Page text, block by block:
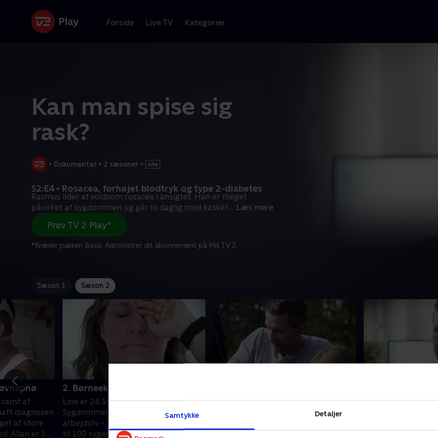
Samtykke Detaljer
Forside Live TV Kategorier
Kan man spise sig
rask?
• Dokumentar • 2 sæsoner •
S2:E4 • Rosacea, forhøjet blodtryk og type 2-diabetes
Rasmus lider af voldsom rosacea i ansigtet. Han er meget
påvirket af sygdommen og går til daglig med kasket... Læs mere
Prøv TV 2 Play*
*Kræver pakken Basis. Administrer dit abonnement på Mit TV 2.
Sæson 1 Sæson 2
ramt af
diagnosen
af store
Allan er 50
2. Børneeksem og astma
Line er 28 år og hårdt ramt af astma.
Sygdommen påvirker især Lines
arbejdsliv - i gennemsnit har hun op
til 100 sygedage om året. Line
spændingshovedpine og
4. Rosacea,
Rasmus lider af